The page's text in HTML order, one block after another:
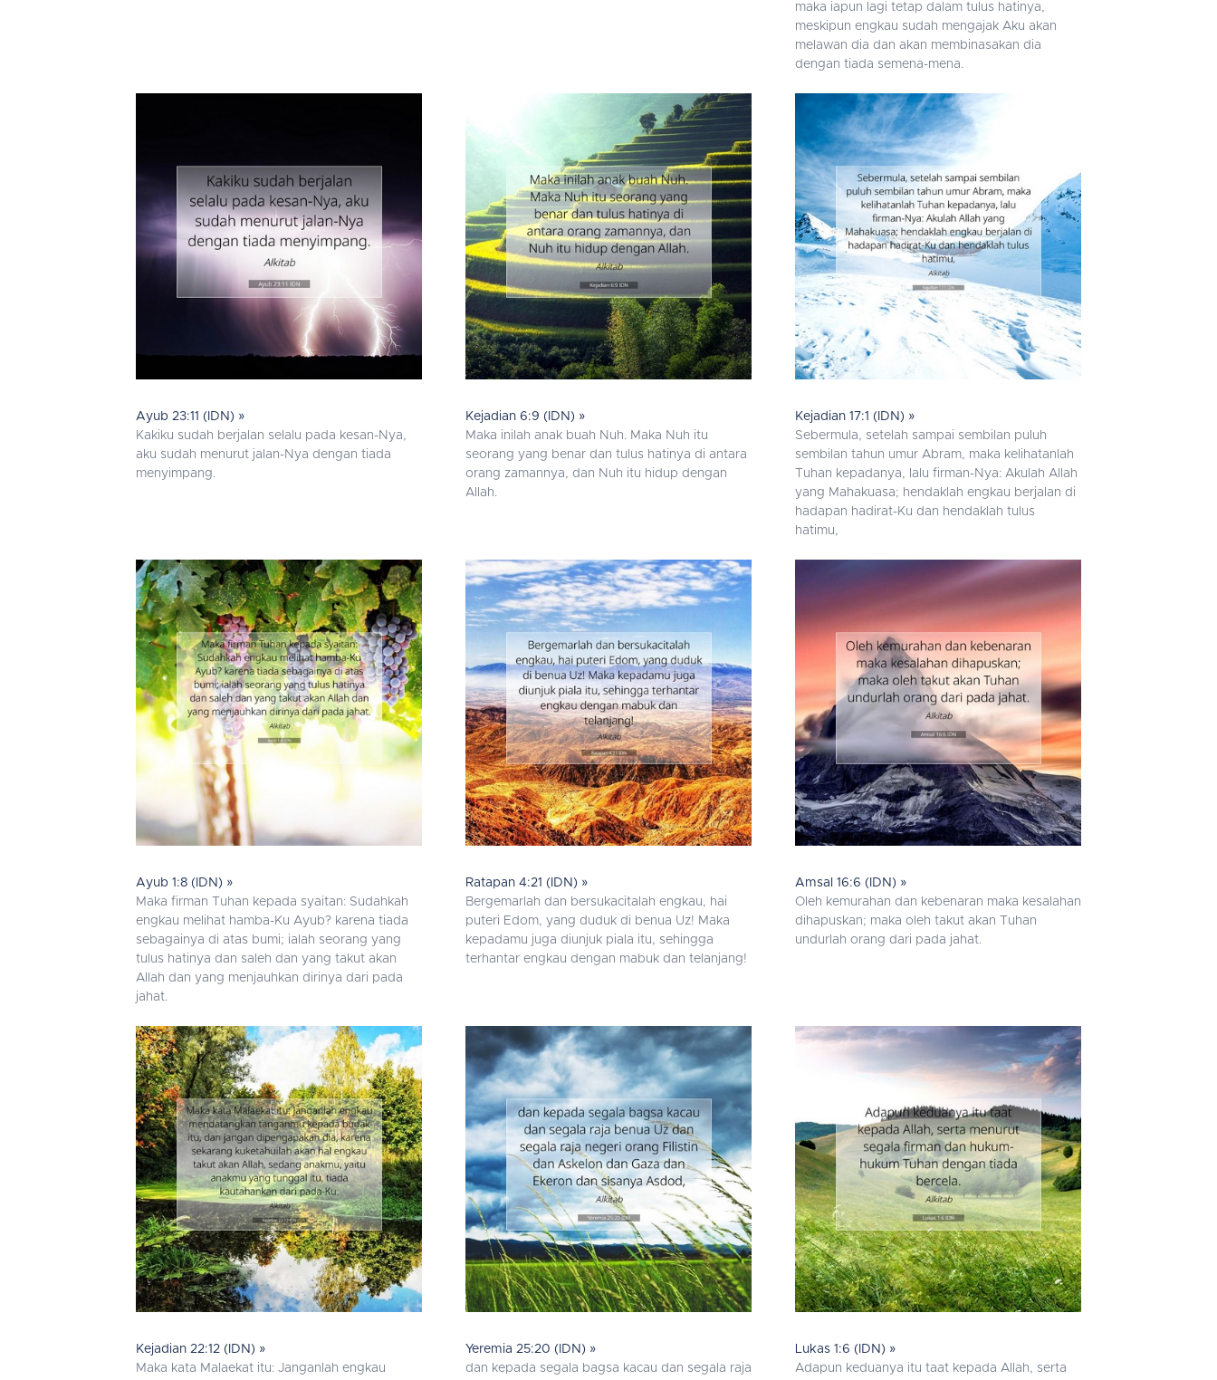
maka iapun lagi tetap dalam tulus hatinya,
meskipun engkau sudah mengajak Aku akan
melawan dia dan akan membinasakan dia
dengan tiada semena-mena.
Ayub 23:11 (IDN) »
Kakiku sudah berjalan selalu pada kesan-Nya,
aku sudah menurut jalan-Nya dengan tiada
menyimpang.
Kejadian 6:9 (IDN) »
Maka inilah anak buah Nuh. Maka Nuh itu
seorang yang benar dan tulus hatinya di antara
orang zamannya, dan Nuh itu hidup dengan
Allah.
Kejadian 17:1 (IDN) »
Sebermula, setelah sampai sembilan puluh
sembilan tahun umur Abram, maka kelihatanlah
Tuhan kepadanya, lalu firman-Nya: Akulah Allah
yang Mahakuasa; hendaklah engkau berjalan di
hadapan hadirat-Ku dan hendaklah tulus
hatimu,
Ayub 1:8 (IDN) »
Maka firman Tuhan kepada syaitan: Sudahkah
engkau melihat hamba-Ku Ayub? karena tiada
sebagainya di atas bumi; ialah seorang yang
tulus hatinya dan saleh dan yang takut akan
Allah dan yang menjauhkan dirinya dari pada
jahat.
Ratapan 4:21 (IDN) »
Bergemarlah dan bersukacitalah engkau, hai
puteri Edom, yang duduk di benua Uz! Maka
kepadamu juga diunjuk piala itu, sehingga
terhantar engkau dengan mabuk dan telanjang!
Amsal 16:6 (IDN) »
Oleh kemurahan dan kebenaran maka kesalahan
dihapuskan; maka oleh takut akan Tuhan
undurlah orang dari pada jahat.
Kejadian 22:12 (IDN) »
Maka kata Malaekat itu: Janganlah engkau
Yeremia 25:20 (IDN) »
dan kepada segala bagsa kacau dan segala raja
Lukas 1:6 (IDN) »
Adapun keduanya itu taat kepada Allah, serta